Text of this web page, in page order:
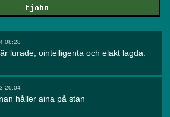
08:28
lurade, ointelligenta och elakt lagda.
20:04
håller aina på stan